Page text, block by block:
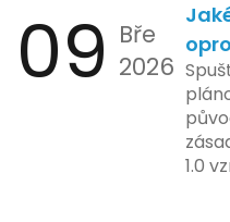
po
se
jako
09 Bře
2026
1.0